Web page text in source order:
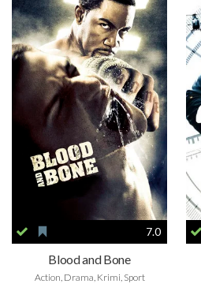
7.0
Blood and Bone
Action, Drama, Krimi, Sport